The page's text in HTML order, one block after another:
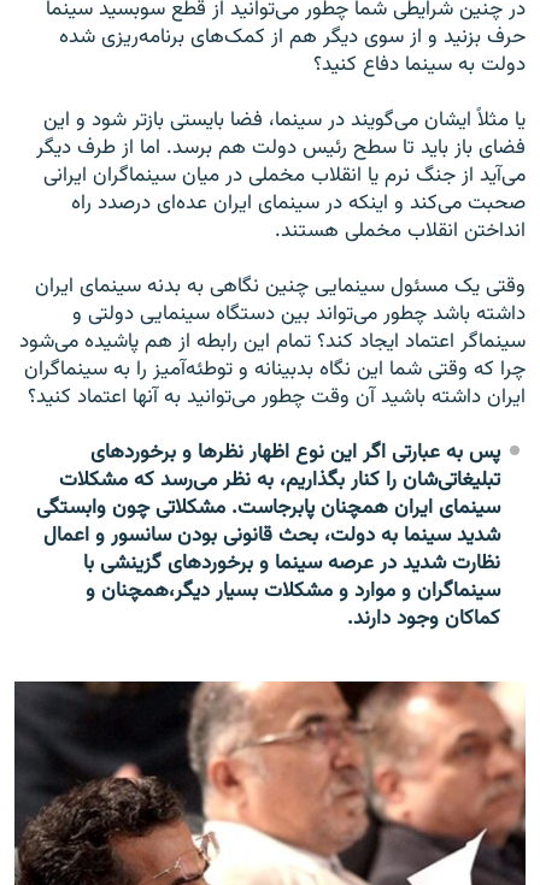
در چنین شرایطی شما چطور می‌توانید از قطع سوبسید سینما
حرف بزنید و از سوی دیگر هم از کمک‌های برنامه‌ریزی شده
دولت به سینما دفاع کنید؟
یا مثلاً ایشان می‌گویند در سینما، فضا بایستی بازتر شود و این
فضای باز باید تا سطح رئیس دولت هم برسد. اما از طرف دیگر
می‌آید از جنگ نرم یا انقلاب مخملی در میان سینماگران ایرانی
صحبت می‌کند و اینکه در سینمای ایران عده‌ای درصدد راه
انداختن انقلاب مخملی هستند.
وقتی یک مسئول سینمایی چنین نگاهی به بدنه سینمای ایران
داشته باشد چطور می‌تواند بین دستگاه سینمایی دولتی و
سینماگر اعتماد ایجاد کند؟ تمام این رابطه از هم پاشیده می‌شود
چرا که وقتی شما این نگاه بدبینانه و توطئه‌آمیز را به سینماگران
ایران داشته باشید آن وقت چطور می‌توانید به آنها اعتماد کنید؟
پس به عبارتی اگر این نوع اظهار نظرها و برخوردهای
تبلیغاتی‌شان را کنار بگذاریم، به نظر می‌رسد که مشکلات
سینمای ایران همچنان پابرجاست. مشکلاتی چون وابستگی
شدید سینما به دولت، بحث قانونی بودن سانسور و اعمال
نظارت شدید در عرصه سینما و برخوردهای گزینشی با
سینماگران و موارد و مشکلات بسیار دیگر،همچنان و
کماکان وجود دارند.